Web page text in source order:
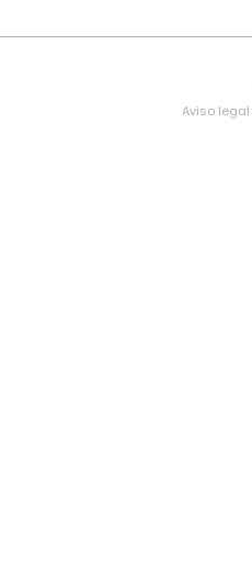
Aviso legal